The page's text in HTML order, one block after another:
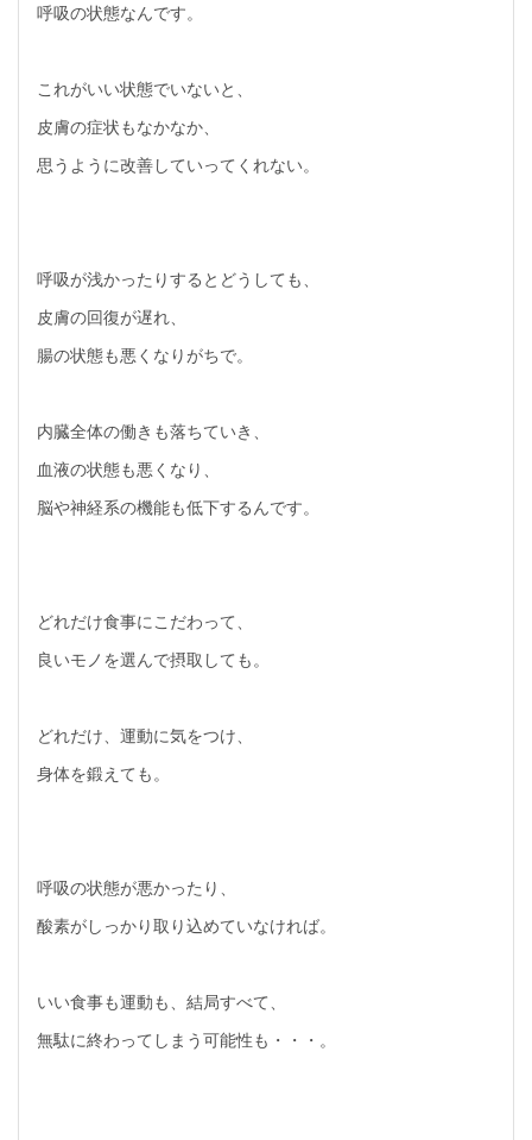
呼吸の状態なんです。
これがいい状態でいないと、
皮膚の症状もなかなか、
思うように改善していってくれない。
呼吸が浅かったりするとどうしても、
皮膚の回復が遅れ、
腸の状態も悪くなりがちで。
内臓全体の働きも落ちていき、
血液の状態も悪くなり、
脳や神経系の機能も低下するんです。
どれだけ食事にこだわって、
良いモノを選んで摂取しても。
どれだけ、運動に気をつけ、
身体を鍛えても。
呼吸の状態が悪かったり、
酸素がしっかり取り込めていなければ。
いい食事も運動も、結局すべて、
無駄に終わってしまう可能性も・・・。